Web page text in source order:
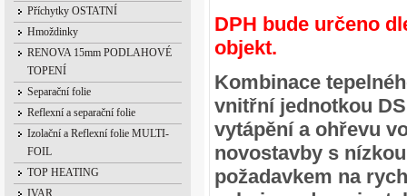
Příchytky OSTATNÍ
Hmoždinky
RENOVA 15mm PODLAHOVÉ
TOPENÍ
Separační folie
Reflexní a separační folie
Izolační a Reflexní folie MULTI-
FOIL
TOP HEATING
IVAR
DPH bude určeno
objekt.
Kombinace
vnitřní jednotkou
vytápění a ohřevu
novostavby s
požadavkem na